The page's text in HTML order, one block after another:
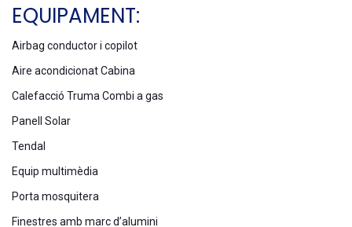
EQUIPAMENT:
Airbag conductor i copilot
Aire acondicionat Cabina
Calefacció Truma Combi a gas
Panell Solar
Tendal
Equip multimèdia
Porta mosquitera
Finestres amb marc d’alumini